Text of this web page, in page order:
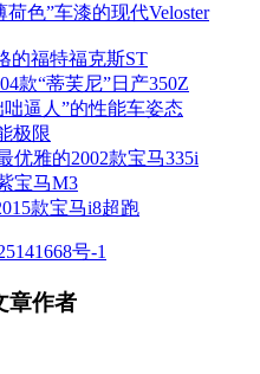
色”车漆的现代Veloster
的福特福克斯ST
款“蒂芙尼”日产350Z
咄逼人”的性能车姿态
极限
优雅的2002款宝马335i
宝马M3
款宝马i8超跑
号-1
章作者